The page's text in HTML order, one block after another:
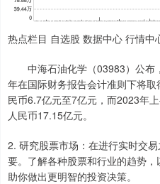
热点栏目 自选股 数据中心 行情
中海石油化学（03983）公布
年在国际财务报告会计准则下将
民币6.7亿元至7亿元，而2023年
人民币17.15亿元。
2. 研究股票市场：在进行实时交
要。了解各种股票和行业的趋势
助你做出更明智的投资决策。